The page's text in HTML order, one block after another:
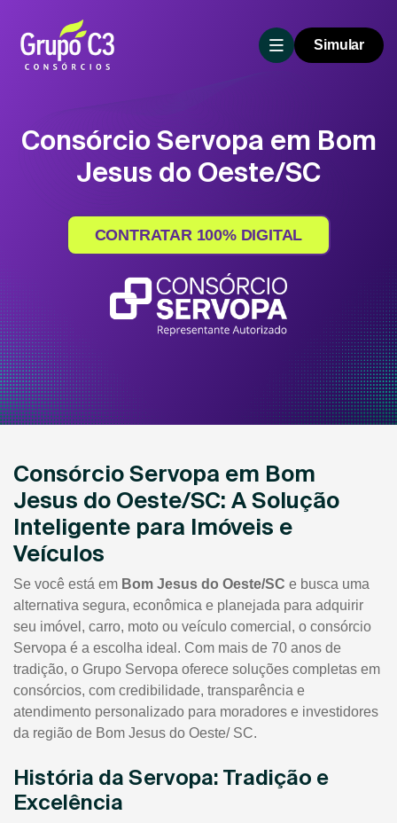
Simular
Consórcio Servopa em Bom
Jesus do Oeste/SC
CONTRATAR 100% DIGITAL
Consórcio Servopa em Bom
Jesus do Oeste/SC: A Solução
Inteligente para Imóveis e
Veículos
Se você está em Bom Jesus do Oeste/SC e busca uma
alternativa segura, econômica e planejada para adquirir
seu imóvel, carro, moto ou veículo comercial, o consórcio
Servopa é a escolha ideal. Com mais de 70 anos de
tradição, o Grupo Servopa oferece soluções completas em
consórcios, com credibilidade, transparência e
atendimento personalizado para moradores e investidores
da região de Bom Jesus do Oeste/ SC.
História da Servopa: Tradição e
Excelência